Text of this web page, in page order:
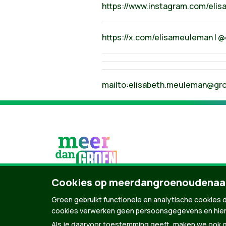
https://www.instagram.com/
https://x.com/elisameuleman |
mailto:
© Copyright Groen 2026 | Gemaakt met
Cookies op
Groen gebruikt functionele en analytische cookies
cookies verwerken geen persoonsgegevens en